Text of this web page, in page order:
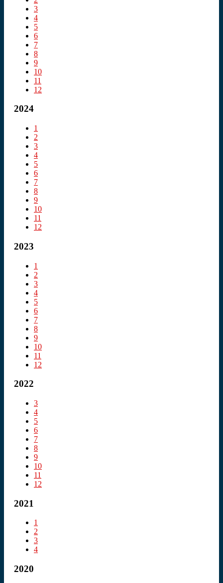
3
4
5
6
7
8
9
10
11
12
2024
1
2
3
4
5
6
7
8
9
10
11
12
2023
1
2
3
4
5
6
7
8
9
10
11
12
2022
3
4
5
6
7
8
9
10
11
12
2021
1
2
3
4
2020